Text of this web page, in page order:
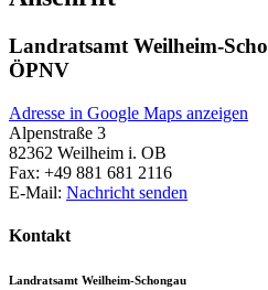
Landratsamt Weilheim-
ÖPNV
Adresse in Google Maps anzeigen
Alpenstraße 3
82362 Weilheim i. OB
Fax: +49 881 681 2116
E-Mail: Nachricht senden
Kontakt
Landratsamt Weilheim-Schongau